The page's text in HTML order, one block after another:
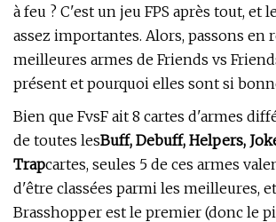
à feu ? C'est un jeu FPS après tout, et
assez importantes. Alors, passons en
meilleures armes de Friends vs
présent et pourquoi elles sont si
Bien que FvsF ait 8 cartes d'armes
de toutes lesBuff, Debuff, Helpers,
Trapcartes, seules 5 de ces armes
d'être classées parmi les meilleures,
Brasshopper est le premier (donc le